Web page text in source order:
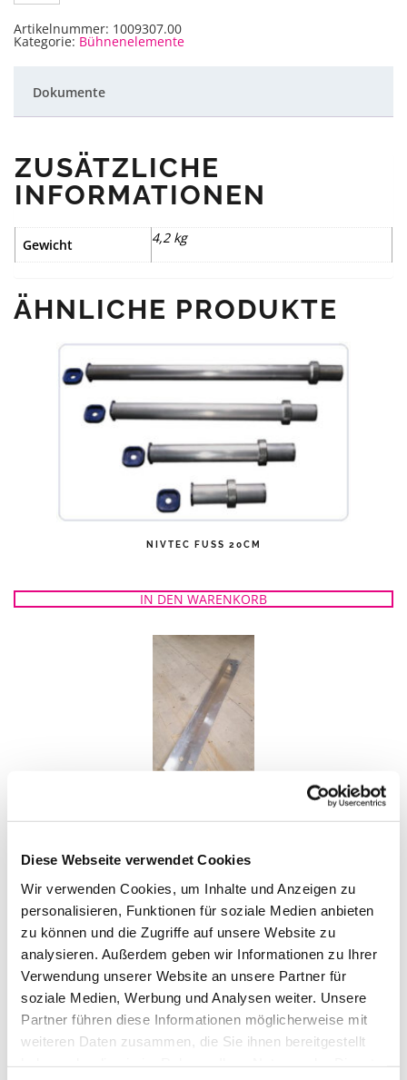
Diese Webseite verwendet Cookies
Wir verwenden Cookies, um Inhalte und Anzeigen zu
personalisieren, Funktionen für soziale Medien anbieten
zu können und die Zugriffe auf unsere Website zu
analysieren. Außerdem geben wir Informationen zu Ihrer
Verwendung unserer Website an unsere Partner für
soziale Medien, Werbung und Analysen weiter. Unsere
Partner führen diese Informationen möglicherweise mit
weiteren Daten zusammen, die Sie ihnen bereitgestellt
40-
60cm
Menge
Artikelnummer: 1009307.00
Kategorie: Bühnenelemente
Dokumente
ZUSÄTZLICHE
INFORMATIONEN
Gewicht 4,2 kg
ÄHNLICHE PRODUKTE
NIVTEC FUSS 20CM
IN DEN WARENKORB
IN DEN WARENKORB